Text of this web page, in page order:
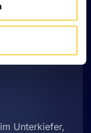
zu
Unterkiefer,